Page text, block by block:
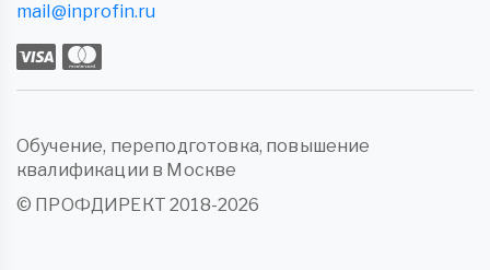
mail@inprofin.ru
Обучение, переподготовка, повышение
квалификации в Москве
© ПРОФДИРЕКТ 2018-2026